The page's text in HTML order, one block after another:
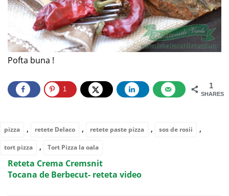
Pofta buna !
1
SHARES
1
pizza , retete Delaco , retete paste pizza , sos de rosii ,
tort pizza , Tort Pizza la oala
Reteta Crema Cremsnit
Tocana de Berbecut- reteta video